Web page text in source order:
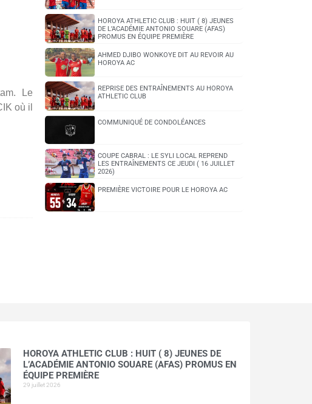
Le
où il
HOROYA ATHLETIC CLUB : HUIT ( 8) JEUNES
DE L’ACADÉMIE ANTONIO SOUARE (AFAS)
PROMUS EN ÉQUIPE PREMIÈRE
AHMED DJIBO WONKOYE DIT AU REVOIR AU
HOROYA AC
REPRISE DES ENTRAÎNEMENTS AU HOROYA
ATHLETIC CLUB
COMMUNIQUÉ DE CONDOLÉANCES
COUPE CABRAL : LE SYLI LOCAL REPREND
LES ENTRAÎNEMENTS CE JEUDI ( 16 JUILLET
2026)
PREMIÈRE VICTOIRE POUR LE HOROYA AC
HOROYA ATHLETIC CLUB : HUIT ( 8) JEUNES DE
L’ACADÉMIE ANTONIO SOUARE (AFAS) PROMUS EN
ÉQUIPE PREMIÈRE
29 juillet 2026